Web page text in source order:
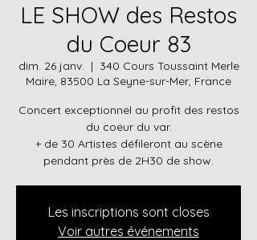
LE SHOW des Restos
du Coeur 83
dim. 26 janv.
  |
340 Cours Toussaint Merle
Maire, 83500 La Seyne-sur-Mer, France
Concert exceptionnel au profit des restos
du coeur du var.
+ de 30 Artistes défileront au scène
pendant près de 2H30 de show.
Les inscriptions sont closes
Voir autres événements